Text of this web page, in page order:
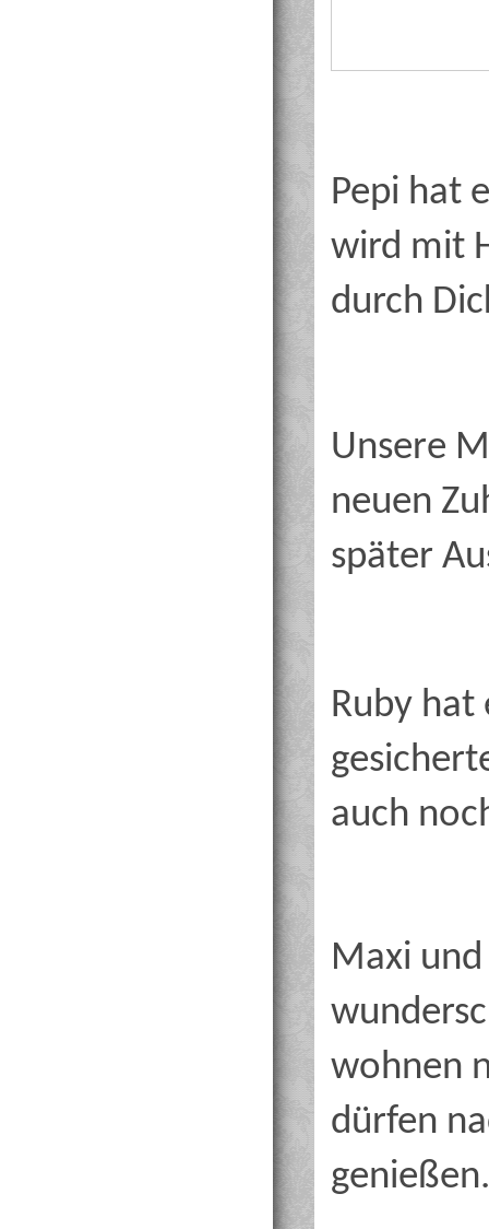
Pepi hat
wird mit
durch
Unsere
neuen
später
Ruby hat
auch
Maxi
wohnen
dürfen
genießen.